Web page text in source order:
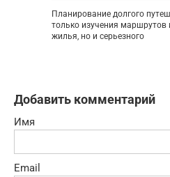
Планирование долгого
только изучения маршрутов
жилья, но и серьезного
Добавить комментарий
Имя
Email